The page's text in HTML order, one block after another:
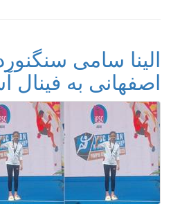
الینا سامی
اصفهانی به فینال